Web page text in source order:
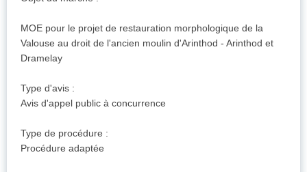
MOE pour le projet de restauration morphologique de la
Valouse au droit de l'ancien moulin d'Arinthod - Arinthod et
Dramelay
Type d'avis :
Avis d'appel public à concurrence
Type de procédure :
Procédure adaptée